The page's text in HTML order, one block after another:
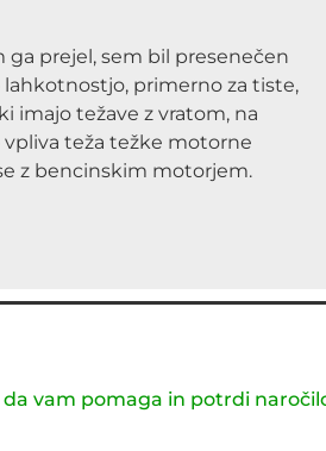
ga prejel, sem bil presenečen
primerno za tiste,
imajo težave z vratom, na
vpliva teža težke motorne
z bencinskim motorjem.
vam pomaga in potrdi